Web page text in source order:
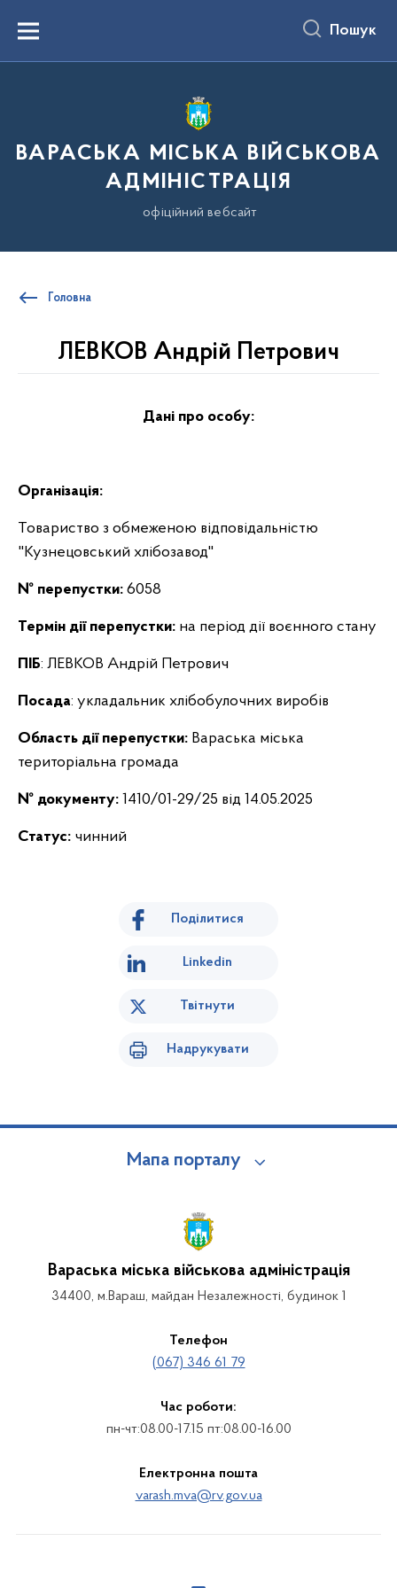
вмістуMenu Пошук
ВАРАСЬКА МІСЬКА ВІЙСЬКОВА
АДМІНІСТРАЦІЯ
офіційний вебсайт
Головна
ЛЕВКОВ Андрій Петрович
Дані про особу:
Організація:
Товариство з обмеженою відповідальністю
"Кузнецовський хлібозавод"
№ перепустки: 6058
Термін дії перепустки: на період дії воєнного стану
ПІБ: ЛЕВКОВ Андрій Петрович
Посада: укладальник хлібобулочних виробів
Область дії перепустки: Вараська міська
територіальна громада
№ документу: 1410/01-29/25 від 14.05.2025
Статус: чинний
Поділитися
Linkedin
Твітнути
Надрукувати
Мапа порталу
Вараська міська військова адміністрація
34400, м.Вараш, майдан Незалежності, будинок 1
Телефон
(067) 346 61 79
Час роботи:
пн-чт:08.00-17.15 пт:08.00-16.00
Електронна пошта
varash.mva@rv.gov.ua